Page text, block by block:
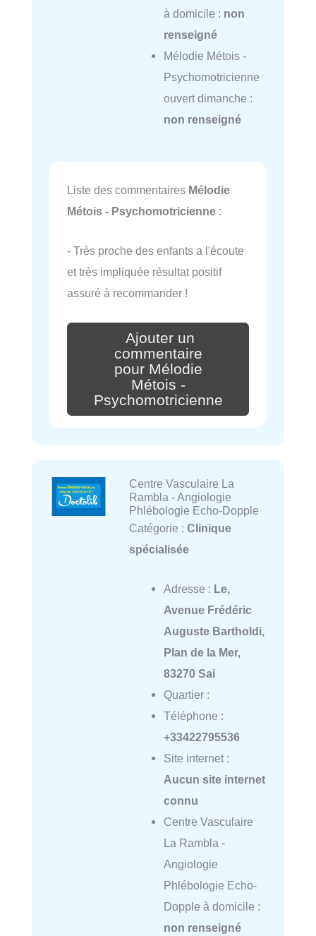
à domicile : non
renseigné
Mélodie Métois -
Psychomotricienne
ouvert dimanche :
non renseigné
Liste des commentaires Mélodie
Métois - Psychomotricienne :
- Très proche des enfants a l'écoute
et très impliquée résultat positif
assuré à recommander !
Ajouter un
commentaire
pour Mélodie
Métois -
Psychomotricienne
Centre Vasculaire La
Rambla - Angiologie
Phlébologie Echo-Dopple
Catégorie : Clinique
spécialisée
Adresse : Le,
Avenue Frédéric
Auguste Bartholdi,
Plan de la Mer,
83270 Sai
Quartier :
Téléphone :
+33422795536
Site internet :
Aucun site internet
connu
Centre Vasculaire
La Rambla -
Angiologie
Phlébologie Echo-
Dopple à domicile :
non renseigné